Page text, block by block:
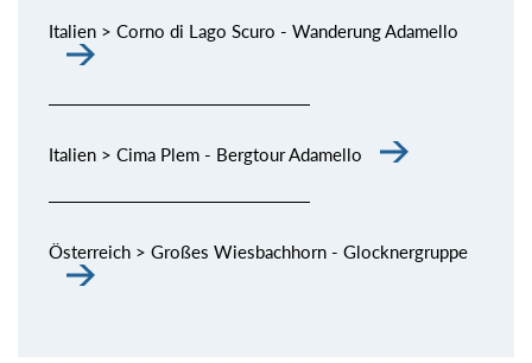
Italien > Corno di Lago Scuro - Wanderung Adamello
Italien > Cima Plem - Bergtour Adamello
Österreich > Großes Wiesbachhorn - Glocknergruppe